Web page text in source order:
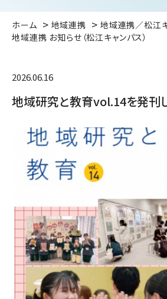
ホーム 地域連携
地域連携／松江
地域連携 お知らせ（松江キャンパス）
2026.06.16
地域研究と教育vol.14を発刊